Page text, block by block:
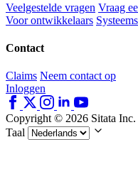
Veelgestelde vragen Vraag
Voor ontwikkelaars
Contact
Claims Neem contact op
Inloggen
Copyright © 2026 Sitata
Taal